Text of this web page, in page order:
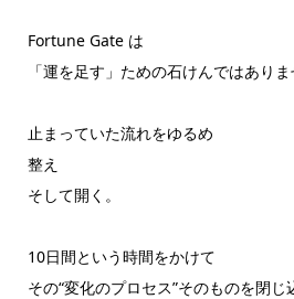
Fortune Gate は
「運を足す」ための石けんではありま
止まっていた流れをゆるめ
整え
そして開く。
10日間という時間をかけて
その“変化のプロセス”そのものを閉じ